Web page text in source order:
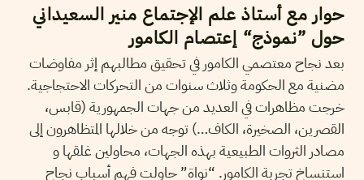
حوار مع أستاذ علم الإجتماع منير السعيداني
حول ”نموذج“ إعتصام الكامور
بعد نجاح معتصمي الكامور في تحقيق مطالبهم إثر مفاوضات
مضنية مع الحكومة وثلاث سنوات من التحركات الاحتجاجية.
خرجت مظاهرات في العديد من جهات الجمهورية (قابس،
القصرين، الصخيرة، الكاف…) توجه من خلالها المتظاهرون إلى
مصادر الثروات الطبيعية بهذه الجهات، محاولين غلقها و
استنساخ تجربة الكامور. “نواة” حاولت فهم أسباب نجاح